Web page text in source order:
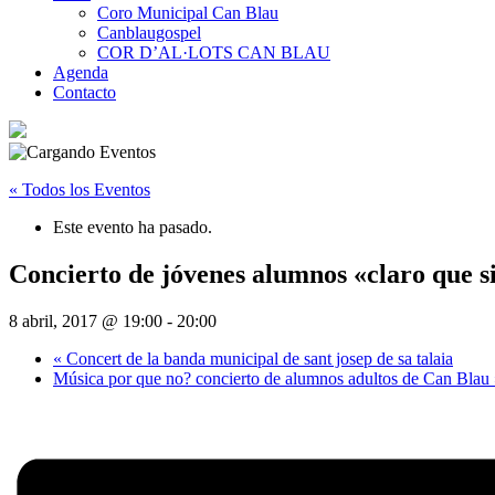
Coro Municipal Can Blau
Canblaugospel
COR D’AL·LOTS CAN BLAU
Agenda
Contacto
« Todos los Eventos
Este evento ha pasado.
Concierto de jóvenes alumnos «claro que
8 abril, 2017 @ 19:00 - 20:00
« Concert de la banda municipal de sant josep de sa talaia
Música por que no? concierto de alumnos adultos de Can Blau